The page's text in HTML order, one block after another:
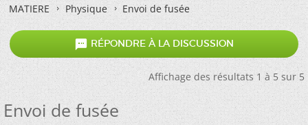
MATIERE
Physique Envoi de fusée
 RÉPONDRE À LA DISCUSSION
Affichage des résultats 1 à 5 sur 5
Envoi de fusée